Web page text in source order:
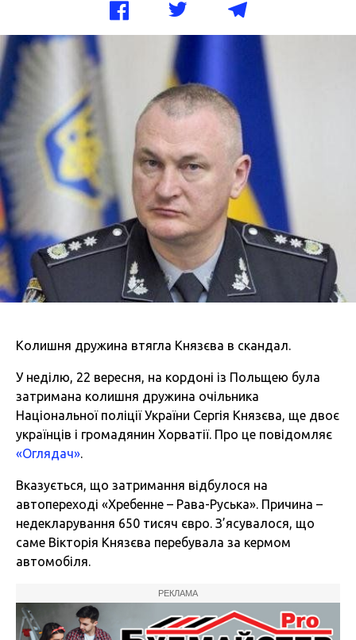
Колишня дружина втягла Князєва в скандал.
У неділю, 22 вересня, на кордоні із Польщею була
затримана колишня дружина очільника
Національної поліції України Сергія Князєва, ще двоє
українців і громадянин Хорватії. Про це повідомляє
«Оглядач».
Вказується, що затримання відбулося на
автопереході «Хребенне – Рава-Руська». Причина –
недекларування 650 тисяч євро. З’ясувалося, що
саме Вікторія Князєва перебувала за кермом
автомобіля.
РЕКЛАМА